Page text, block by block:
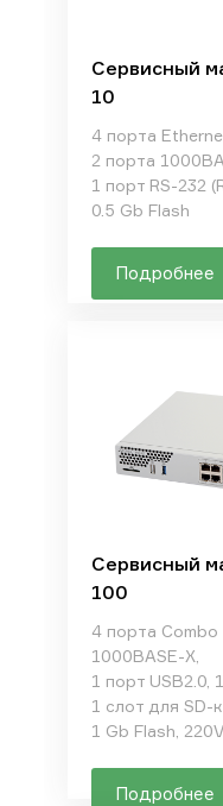
Сервисный
10
4 порта
2 порта
1 порт RS-232
0.5 Gb Flash
Подробнее
Сервисный
100
4 порта
1000BASE-X,
1 порт USB2.0,
1 слот для SD-
1 Gb Flash,
Подробнее